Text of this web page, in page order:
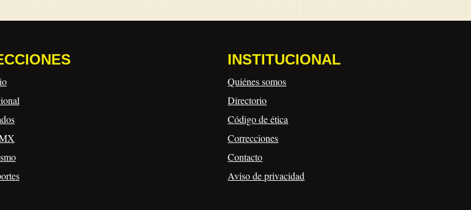
INSTITUCIONAL
Quiénes somos
Directorio
Código de ética
Correcciones
Contacto
Aviso de privacidad